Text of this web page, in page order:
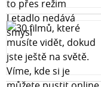
Podpora dobré věci
Každým
nadačního fondu
svůj telefon, ale i